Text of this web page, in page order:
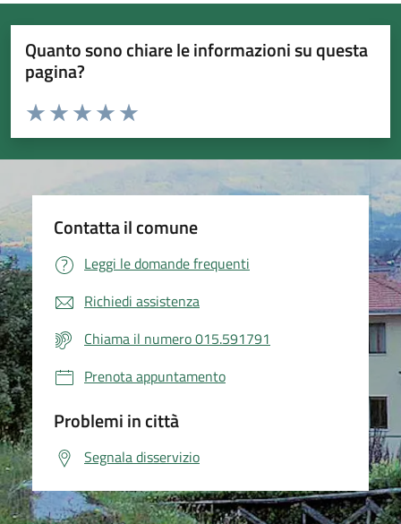
Quanto sono chiare le informazioni su questa
pagina?
Valuta da 1 a 5 stelle la pagina
Valuta 5 stelle su 5
Valuta 4 stelle su 5
Valuta 3 stelle su 5
Valuta 2 stelle su 5
Valuta 1 stelle su 5
Contatta il comune
Leggi le domande frequenti
Richiedi assistenza
Chiama il numero 015.591791
Prenota appuntamento
Problemi in città
Segnala disservizio